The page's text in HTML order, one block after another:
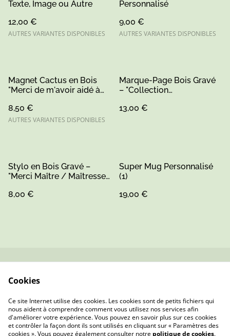
Texte, Image ou Autre
12,00 €
AUTRES VARIANTES DISPONIBLES
Personnalisé
9,00 €
AUTRES VARIANTES DISPONIBLES
Magnet Cactus en Bois
"Merci de m'avoir aidé à
8,50 €
AUTRES VARIANTES DISPONIBLES
Marque-Page Bois Gravé
– "Collection
13,00 €
Stylo en Bois Gravé –
"Merci Maître / Maîtresse"
Durable
8,00 €
Super Mug Personnalisé
(1)
19,00 €
confidentialité
Cookies
Ce site Internet utilise des cookies. Les cookies sont de petits fichiers qui
nous aident à comprendre comment vous utilisez nos services afin
d'améliorer votre expérience. Vous pouvez en savoir plus sur ces cookies
et contrôler la façon dont ils sont utilisés en cliquant sur « Paramètres des
cookies ». Vous pouvez également consulter notre politique de cookies.